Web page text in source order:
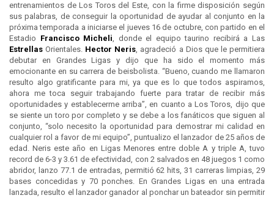
entrenamientos de Los Toros del Este, con la firme disposición según
sus palabras, de conseguir la oportunidad de ayudar al conjunto en la
próxima temporada a iniciarse el jueves 16 de octubre, con partido en el
Estadio Francisco Micheli, donde el equipo taurino recibirá a Las
Estrellas Orientales. Hector Neris, agradeció a Dios que le permitiera
debutar en Grandes Ligas y dijo que ha sido el momento más
emocionante en su carrera de beisbolista. “Bueno, cuando me llamaron
resulto algo gratificante para mi, ya que es lo que todos aspiramos,
ahora me toca seguir trabajando fuerte para tratar de recibir más
oportunidades y establecerme arriba”, en cuanto a Los Toros, dijo que
se siente un toro por completo y se debe a los fanáticos que siguen al
conjunto, “solo necesito la oportunidad para demostrar mi calidad en
cualquier rol a favor de mi equipo”, puntualizo el lanzador de 25 años de
edad. Neris este año en Ligas Menores entre doble A y triple A, tuvo
record de 6-3 y 3.61 de efectividad, con 2 salvados en 48 juegos 1 como
abridor, lanzo 77.1 de entradas, permitió 62 hits, 31 carreras limpias, 29
bases concedidas y 70 ponches. En Grandes Ligas en una entrada
lanzada, resulto el lanzador ganador al ponchar un bateador sin permitir